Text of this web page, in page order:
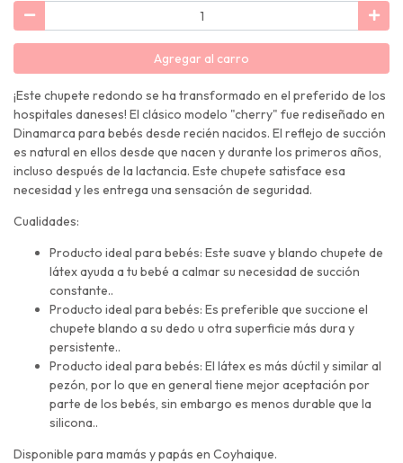
Agregar al carro
¡Este chupete redondo se ha transformado en el preferido de los
hospitales daneses! El clásico modelo "cherry" fue rediseñado en
Dinamarca para bebés desde recién nacidos. El reflejo de succión
es natural en ellos desde que nacen y durante los primeros años,
incluso después de la lactancia. Este chupete satisface esa
necesidad y les entrega una sensación de seguridad.
Cualidades:
Producto ideal para bebés: Este suave y blando chupete de
látex ayuda a tu bebé a calmar su necesidad de succión
constante..
Producto ideal para bebés: Es preferible que succione el
chupete blando a su dedo u otra superficie más dura y
persistente..
Producto ideal para bebés: El látex es más dúctil y similar al
pezón, por lo que en general tiene mejor aceptación por
parte de los bebés, sin embargo es menos durable que la
silicona..
Disponible para mamás y papás en Coyhaique.